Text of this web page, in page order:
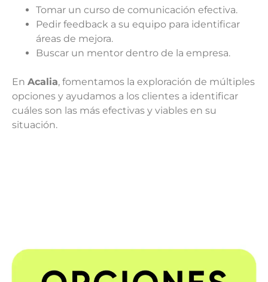
Tomar un curso de comunicación efectiva.
Pedir feedback a su equipo para identificar
áreas de mejora.
Buscar un mentor dentro de la empresa.
En Acalia, fomentamos la exploración de múltiples
opciones y ayudamos a los clientes a identificar
cuáles son las más efectivas y viables en su
situación.